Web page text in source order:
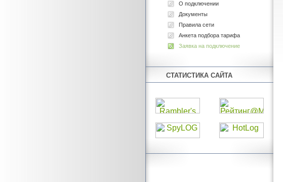
О подключении
Документы
Правила сети
Анкета подбора тарифа
Заявка на подключение
СТАТИСТИКА САЙТА